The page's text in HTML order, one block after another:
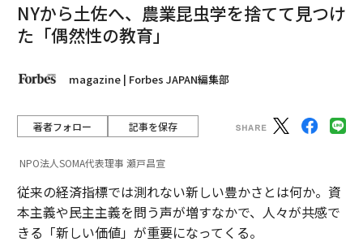
NYから土佐へ、農業昆虫学を捨てて見つけ
た「偶然性の教育」
magazine | Forbes JAPAN編集部
著者フォロー 記事を保存
NPO法人SOMA代表理事 瀬戸昌宣
従来の経済指標では測れない新しい豊かさとは何か。資
本主義や民主主義を問う声が増すなかで、人々が共感で
きる「新しい価値」が重要になってくる。